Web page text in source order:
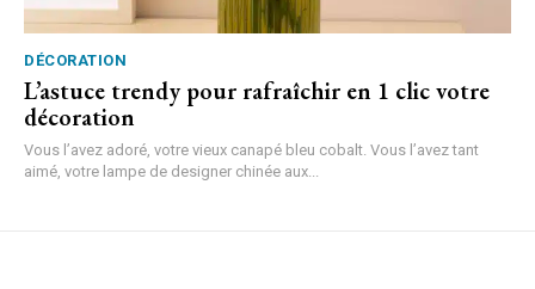
DÉCORATION
L’astuce trendy pour rafraîchir en 1 clic votre
décoration
Vous l’avez adoré, votre vieux canapé bleu cobalt. Vous l’avez tant
aimé, votre lampe de designer chinée aux...